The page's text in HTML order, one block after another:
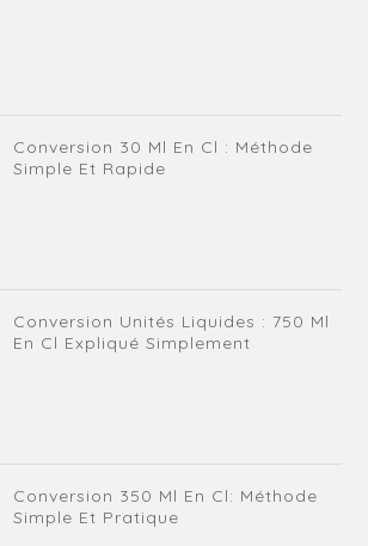
Conversion 30 Ml En Cl : Méthode
Simple Et Rapide
Conversion Unités Liquides : 750 Ml
En Cl Expliqué Simplement
Conversion 350 Ml En Cl: Méthode
Simple Et Pratique